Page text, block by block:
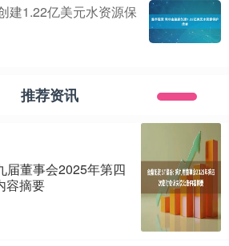
建1.22亿美元水资源保
推荐资讯
届董事会2025年第四
容摘要